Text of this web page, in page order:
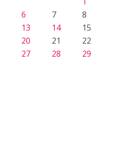
6 7
8
13 14
15
20 21
22
27 28
29